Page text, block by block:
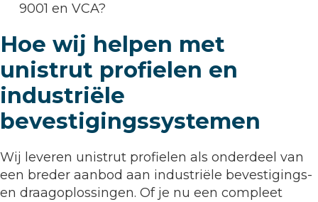
9001 en VCA?
Hoe wij helpen met
unistrut profielen en
industriële
bevestigingssystemen
Wij leveren unistrut profielen als onderdeel van
een breder aanbod aan industriële bevestigings-
en draagoplossingen. Of je nu een compleet